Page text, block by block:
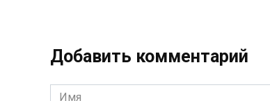
Добавить комментарий
Имя